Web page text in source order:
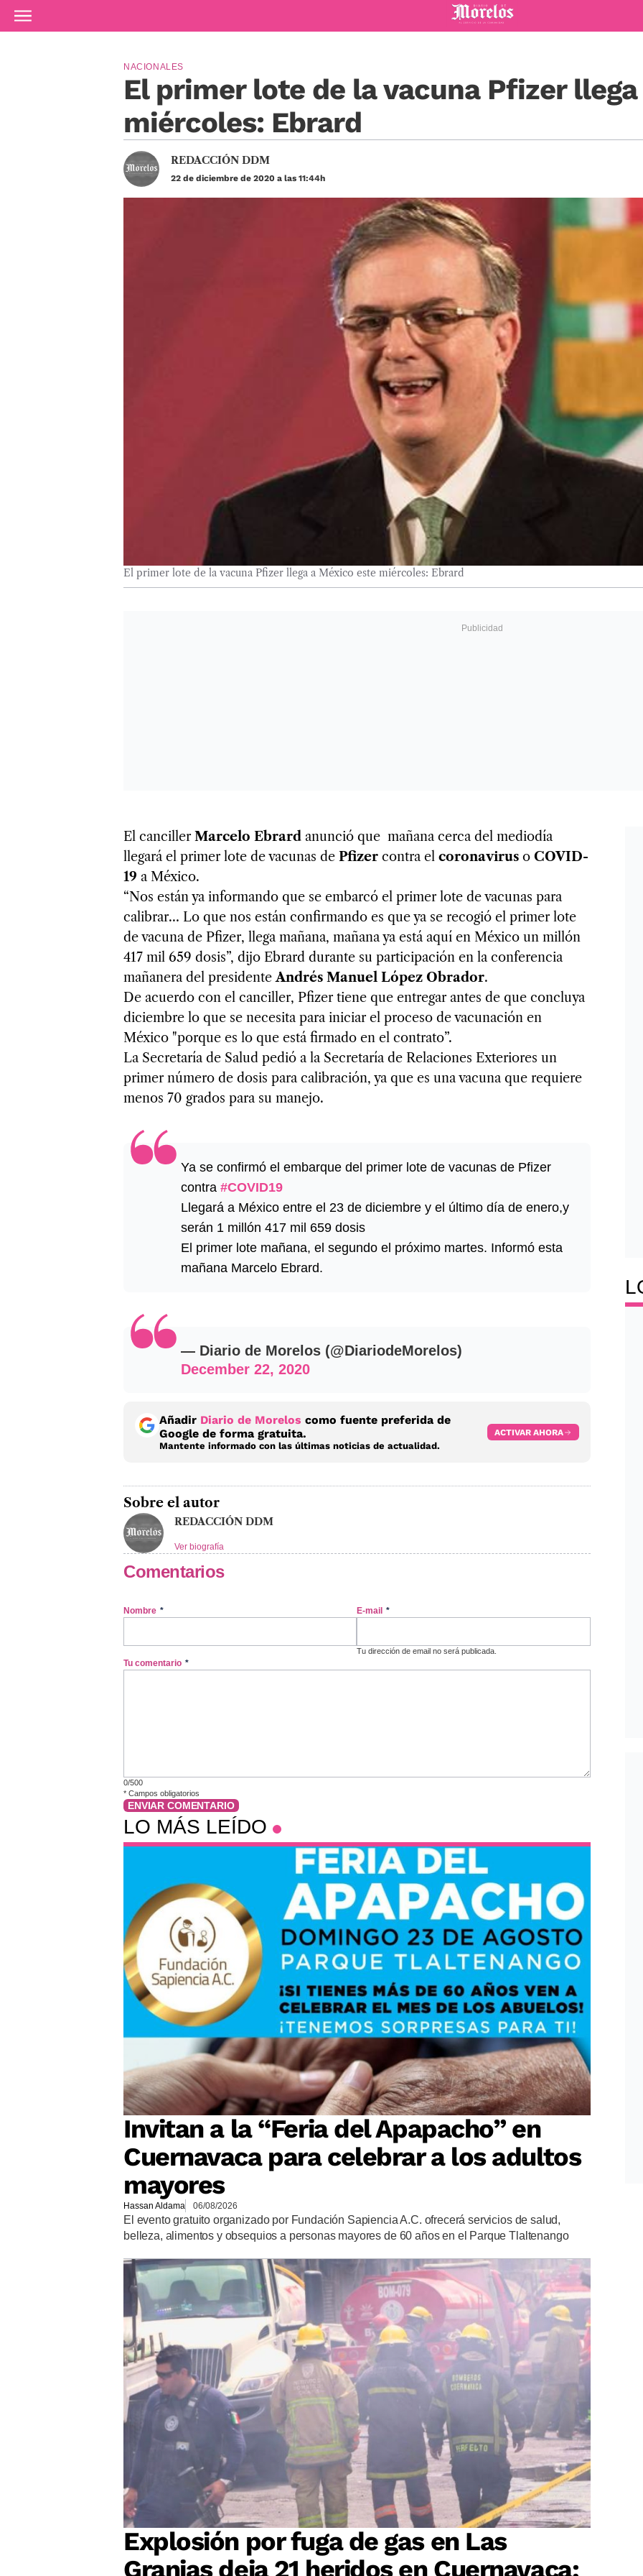
Ir al contenido principal
Diario de Morelos
El primer lote de la vacuna Pfizer
miércoles: Ebrard
NACIONALES
REDACCIÓN DDM
22 de diciembre de 2020 a las 11:44h
El primer lote de la vacuna Pfizer llega a México este miércoles: Ebrard
El canciller Marcelo Ebrard anunció que mañana cerca del mediodía
llegará el primer lote de vacunas de Pfizer contra el coronavirus o COVID-
19 a México.
“Nos están ya informando que se embarcó el primer lote de vacunas para
calibrar… Lo que nos están confirmando es que ya se recogió el primer lote
de vacuna de Pfizer, llega mañana, mañana ya está aquí en México un millón
417 mil 659 dosis”, dijo Ebrard durante su participación en la conferencia
mañanera del presidenteAndrés Manuel López Obrador.
De acuerdo con el canciller, Pfizer tiene que entregar antes de que concluya
diciembre lo que se necesita para iniciar el proceso de vacunación en
México "porque es lo que está firmado en el contrato”.
La Secretaría de Salud pedió a la Secretaría de Relaciones Exteriores un
primer número de dosis para calibración, ya que es una vacuna que requiere
menos 70 grados para su manejo.
Ya se confirmó el embarque del primer lote de vacunas de Pfizer
contra #COVID19
Llegará a México entre el 23 de diciembre y el último día de enero,y
serán 1 millón 417 mil 659 dosis
El primer lote mañana, el segundo el próximo martes. Informó esta
mañana Marcelo Ebrard.
— Diario de Morelos (@DiariodeMorelos)
December 22, 2020
Añadir Diario de Morelos como fuente preferida de
Google de forma gratuita.
Mantente informado con las últimas noticias de actualidad.
ACTIVAR AHORA
Sobre el autor
REDACCIÓN DDM
Ver biografía
Comentarios
Nombre * E-mail *
Tu dirección de email no será publicada.
Tu comentario *
0/500
* Campos obligatorios
ENVIAR COMENTARIO
LO MÁS LEÍDO
Invitan a la “Feria del Apapacho” en
Cuernavaca para celebrar a los adultos
mayores
Hassan Aldama 06/08/2026
El evento gratuito organizado por Fundación Sapiencia A.C. ofrecerá servicios de salud,
belleza, alimentos y obsequios a personas mayores de 60 años en el Parque Tlaltenango
Explosión por fuga de gas en Las
Granjas deja 21 heridos en Cuernavaca;